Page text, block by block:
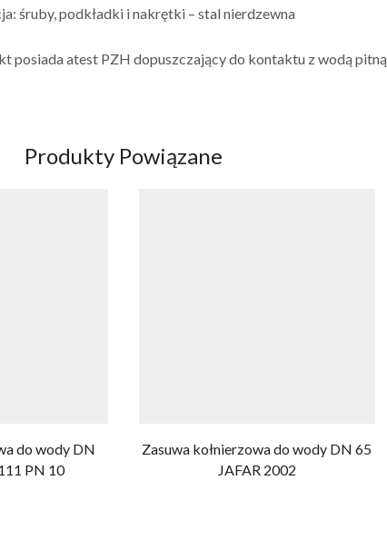
śruby, podkładki i nakrętki – stal nierdzewna
posiada atest PZH dopuszczający do kontaktu z wodą pitną.
Produkty Powiązane
do wody DN
PN 10
Zasuwa kołnierzowa do wody DN 65
JAFAR 2002